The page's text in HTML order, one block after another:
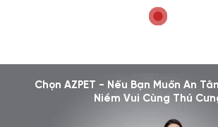
Chọn AZPET - Nếu Bạn Muốn An
Niềm Vui Cùng Thú